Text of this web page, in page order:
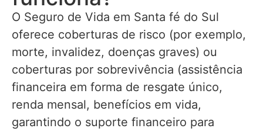
O Seguro de Vida em Santa fé do Sul
oferece coberturas de risco (por exemplo,
morte, invalidez, doenças graves) ou
coberturas por sobrevivência (assistência
financeira em forma de resgate único,
renda mensal, benefícios em vida,
garantindo o suporte financeiro para